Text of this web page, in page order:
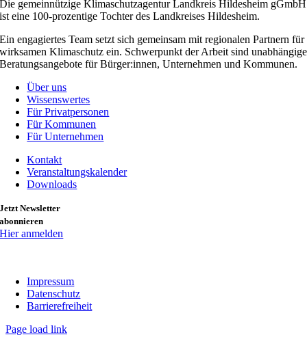
Die gemeinnützige Klimaschutzagentur Landkreis Hildesheim gGmbH
ist eine 100-prozentige Tochter des Landkreises Hildesheim.
Ein engagiertes Team setzt sich gemeinsam mit regionalen Partnern für
wirksamen Klimaschutz ein. Schwerpunkt der Arbeit sind unabhängige
Beratungsangebote für Bürger:innen, Unternehmen und Kommunen.
Über uns
Wissenswertes
Für Privatpersonen
Für Kommunen
Für Unternehmen
Kontakt
Veranstaltungskalender
Downloads
Jetzt Newsletter
abonnieren
Hier anmelden
Impressum
Datenschutz
Barrierefreiheit
Page load link